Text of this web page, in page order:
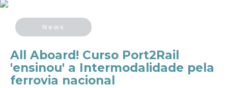
News
All Aboard! Curso Port2Rail
'ensinou' a Intermodalidade pela
ferrovia nacional